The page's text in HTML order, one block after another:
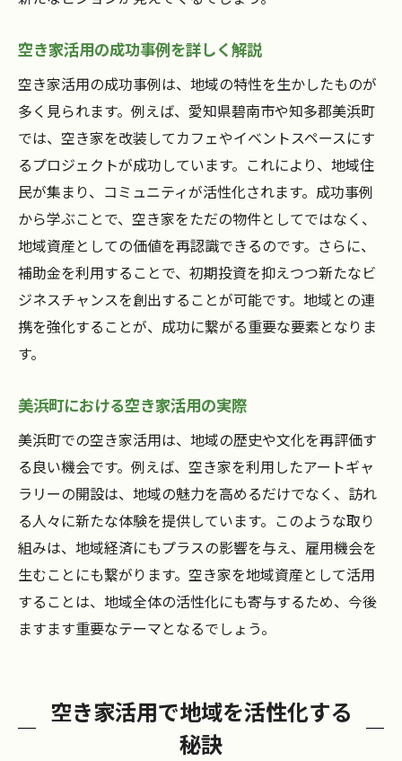
空き家活用の成功事例を詳しく解説
空き家活用の成功事例は、地域の特性を生かしたものが
多く見られます。例えば、愛知県碧南市や知多郡美浜町
では、空き家を改装してカフェやイベントスペースにす
るプロジェクトが成功しています。これにより、地域住
民が集まり、コミュニティが活性化されます。成功事例
から学ぶことで、空き家をただの物件としてではなく、
地域資産としての価値を再認識できるのです。さらに、
補助金を利用することで、初期投資を抑えつつ新たなビ
ジネスチャンスを創出することが可能です。地域との連
携を強化することが、成功に繋がる重要な要素となりま
す。
美浜町における空き家活用の実際
美浜町での空き家活用は、地域の歴史や文化を再評価す
る良い機会です。例えば、空き家を利用したアートギャ
ラリーの開設は、地域の魅力を高めるだけでなく、訪れ
る人々に新たな体験を提供しています。このような取り
組みは、地域経済にもプラスの影響を与え、雇用機会を
生むことにも繋がります。空き家を地域資産として活用
することは、地域全体の活性化にも寄与するため、今後
ますます重要なテーマとなるでしょう。
空き家活用で地域を活性化する
秘訣